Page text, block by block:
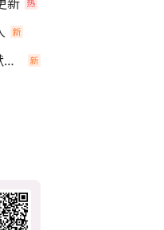
游客没网无法支付老板用弹舌幽默化解